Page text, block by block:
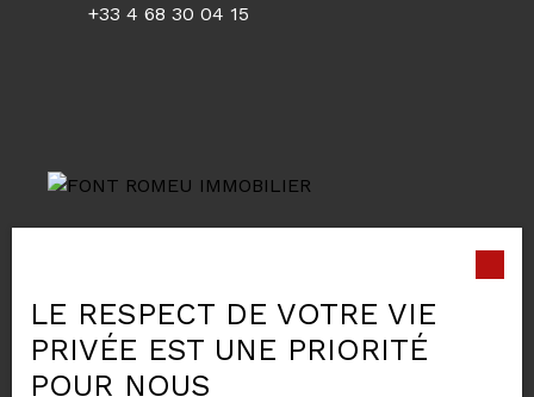
+33 4 68 30 04 15
LE RESPECT DE VOTRE VIE
PRIVÉE EST UNE PRIORITÉ
POUR NOUS